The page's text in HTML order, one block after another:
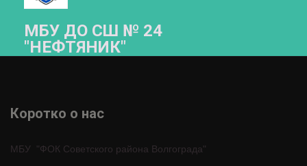
МБУ ДО СШ № 24
"НЕФТЯНИК"­­
Коротко о нас
МБУ  "ФОК Советского района Волгограда"